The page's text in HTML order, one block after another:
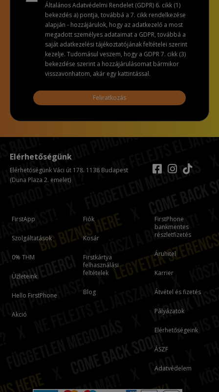
Általános Adatvédelmi Rendelet (GDPR) 6. cikk (1)
bekezdés a) pontja, továbbá a 7. cikk rendelkezése
alapján - hozzájárulok, hogy az adatkezelő a most
megadott személyes adataimat a GDPR, továbbá a
saját adatkezelési tájékoztatójának feltételei szerint
kezelje. Tudomásul veszem, hogy a GDPR 7. cikk (3)
bekezdése szerint a hozzájárulásomat bármikor
visszavonhatom, akár egy kattintással.
Feliratkozás
FirstApp
Szolgáltatások
0% THM
Üzleteink
Hello FirstPhone
Akció
Fiók
Kosár
Firstkártya
felhasználási
feltételek
Blog
FirstPhone
bankmentes
részletfizetés
Áruhitel
Karrier
Átvétel és fizetés
Pályázatok
Elérhetőségeink
ÁSZF
Adatvédelem
Elérhetőségünk
Elérhetőségünk Váci út 178. 1138 Budapest
(Duna Plaza 2. emelet)